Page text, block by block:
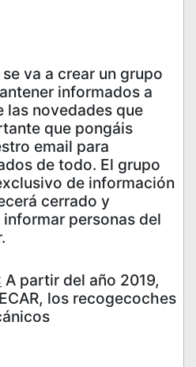
va a crear un grupo
informados a
novedades que
que pongáis
email para
de todo. El grupo
de información
cerrado y
personas del
A partir del año 2019,
los recogecoches